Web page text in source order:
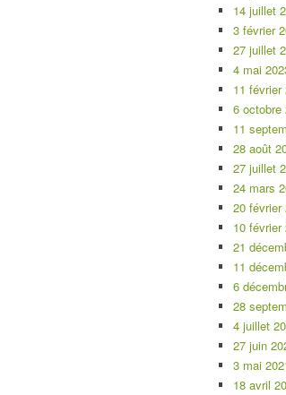
14 juillet
3 février
27 juillet
4 mai
11 février
6 octobre
11
28 août
27 juillet
24 mars
20 février
10 février
21
11
6
28
4 juillet
27 juin
3 mai
18 avril